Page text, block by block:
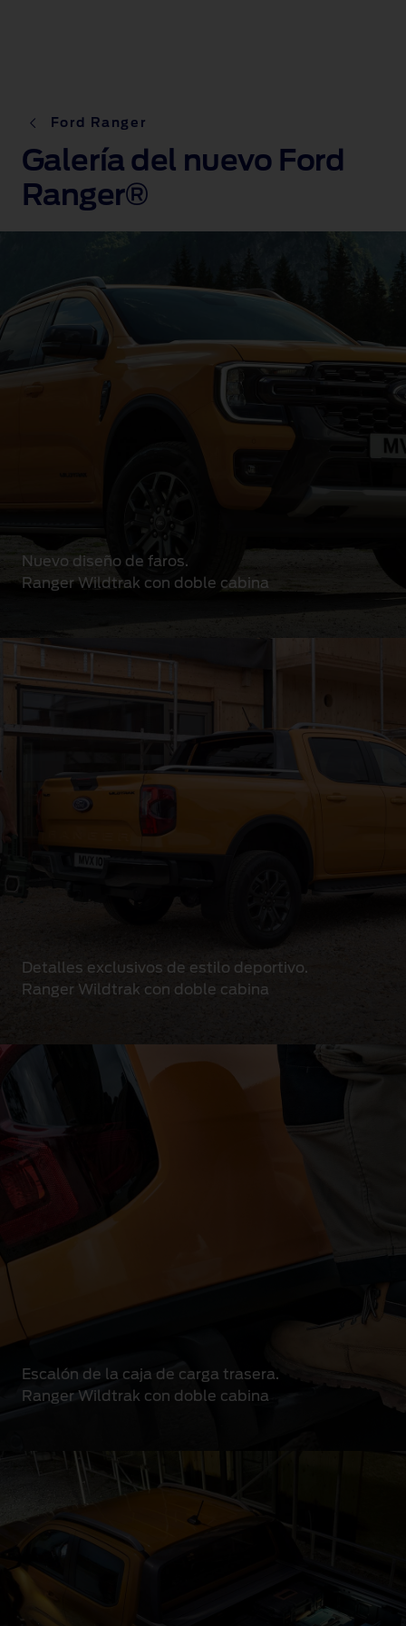
Ford Ranger
Galería del nuevo Ford
Ranger®
Nuevo diseño de faros.
Ranger Wildtrak con doble cabina
Detalles exclusivos de estilo deportivo.
Ranger Wildtrak con doble cabina
Escalón de la caja de carga trasera.
Ranger Wildtrak con doble cabina